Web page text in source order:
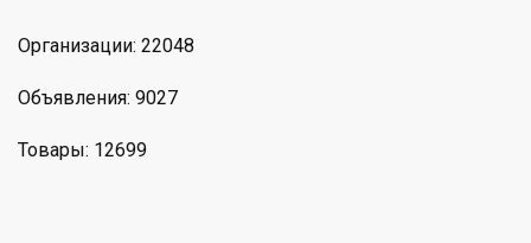
Организации: 22048
Объявления: 9027
Товары: 12699